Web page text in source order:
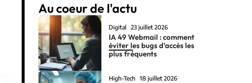
Au coeur de l'actu
Digital 23 juillet 2026
IA 49 Webmail : comment
éviter les bugs d’accès les
plus fréquents
High-Tech 18 juillet 2026